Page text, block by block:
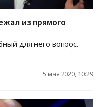
из прямого
для него вопрос.
5 мая 2020, 10:29